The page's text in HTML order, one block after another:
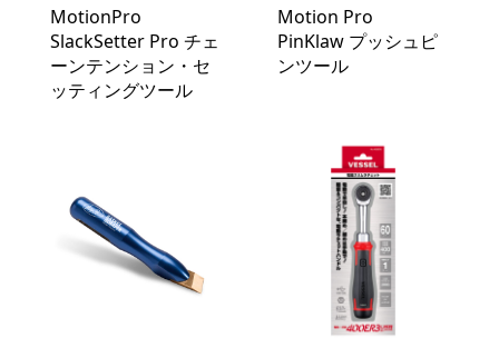
MotionPro
SlackSetter Pro チェ
ーンテンション・セ
ッティングツール
Motion Pro
PinKlaw プッシュピ
ンツール